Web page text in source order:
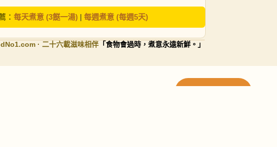
： 每天煮意 (3餸一湯)| 每週煮意 (每週5天)
.com · 二十六載滋味相伴 「食物會過時，煮意永遠新鮮。」